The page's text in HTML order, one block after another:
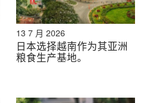
在下一阶段脱碳领域的合作
13 7 月 2026
日本选择越南作为其亚洲
粮食生产基地。